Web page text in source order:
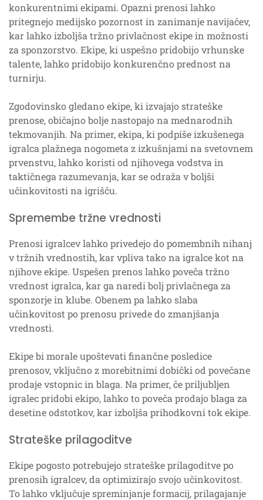
konkurentnimi ekipami. Opazni prenosi lahko
pritegnejo medijsko pozornost in zanimanje navijačev,
kar lahko izboljša tržno privlačnost ekipe in možnosti
za sponzorstvo. Ekipe, ki uspešno pridobijo vrhunske
talente, lahko pridobijo konkurenčno prednost na
turnirju.
Zgodovinsko gledano ekipe, ki izvajajo strateške
prenose, običajno bolje nastopajo na mednarodnih
tekmovanjih. Na primer, ekipa, ki podpiše izkušenega
igralca plažnega nogometa z izkušnjami na svetovnem
prvenstvu, lahko koristi od njihovega vodstva in
taktičnega razumevanja, kar se odraža v boljši
učinkovitosti na igrišču.
Spremembe tržne vrednosti
Prenosi igralcev lahko privedejo do pomembnih nihanj
v tržnih vrednostih, kar vpliva tako na igralce kot na
njihove ekipe. Uspešen prenos lahko poveča tržno
vrednost igralca, kar ga naredi bolj privlačnega za
sponzorje in klube. Obenem pa lahko slaba
učinkovitost po prenosu privede do zmanjšanja
vrednosti.
Ekipe bi morale upoštevati finančne posledice
prenosov, vključno z morebitnimi dobički od povečane
prodaje vstopnic in blaga. Na primer, če priljubljen
igralec pridobi ekipo, lahko to poveča prodajo blaga za
desetine odstotkov, kar izboljša prihodkovni tok ekipe.
Strateške prilagoditve
Ekipe pogosto potrebujejo strateške prilagoditve po
prenosih igralcev, da optimizirajo svojo učinkovitost.
To lahko vključuje spreminjanje formacij, prilagajanje